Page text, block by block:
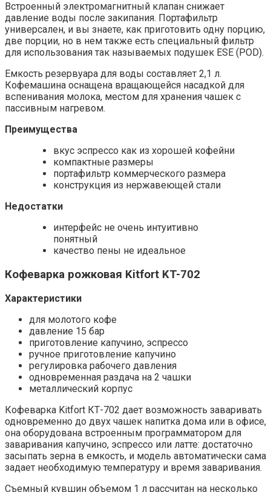
Встроенный электромагнитный клапан снижает
давление воды после закипания. Портафильтр
универсален, и вы знаете, как приготовить одну порцию,
две порции, но в нем также есть специальный фильтр
для использования так называемых подушек ESE (POD).
Емкость резервуара для воды составляет 2,1 л.
Кофемашина оснащена вращающейся насадкой для
вспенивания молока, местом для хранения чашек с
пассивным нагревом.
Преимущества
вкус эспрессо как из хорошей кофейни
компактные размеры
портафильтр коммерческого размера
конструкция из нержавеющей стали
Недостатки
интерфейс не очень интуитивно
понятный
качество пены не идеальное
Кофеварка рожковая Kitfort KT-702
Характеристики
для молотого кофе
давление 15 бар
приготовление капучино, эспрессо
ручное приготовление капучино
регулировка рабочего давления
одновременная раздача на 2 чашки
металлический корпус
Кофеварка Kitfort КТ-702 дает возможность заваривать
одновременно до двух чашек напитка дома или в офисе,
она оборудована встроенным программатором для
заваривания капучино, эспрессо или латте: достаточно
засыпать зерна в емкость, и модель автоматически сама
задает необходимую температуру и время заваривания.
Съемный кувшин объемом 1 л рассчитан на несколько